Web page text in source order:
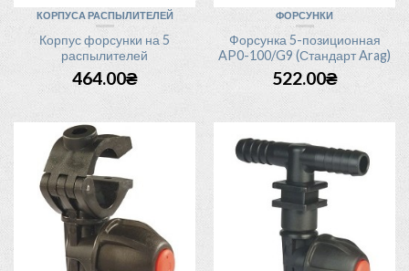
КОРПУСА РАСПЫЛИТЕЛЕЙ
Корпус форсунки на 5
распылителей
464.00₴
ФОРСУНКИ
Форсунка 5-позиционная
AP0-100/G9 (Стандарт Arag)
522.00₴